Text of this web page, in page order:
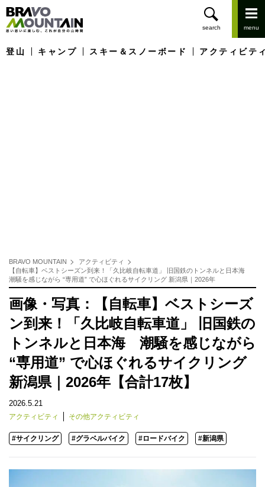
登山 キャンプ スキー＆スノーボード アクティビテ
BRAVO MOUNTAIN
アクティビティ
【自転車】ベストシーズン到来！「久比岐自転車道」 旧国鉄のトンネルと日本海
潮騒を感じながら “専用道” で心ほぐれるサイクリング 新潟県｜2026年
画像・写真：【自転車】ベストシーズ
ン到来！「久比岐自転車道」 旧国鉄の
トンネルと日本海 潮騒を感じながら
“専用道” で心ほぐれるサイクリング
新潟県｜2026年【合計17枚】
2026.5.21
アクティビティ その他アクティビティ
#サイクリング #グラベルバイク #ロードバイク #新潟県